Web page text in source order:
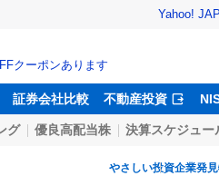
Yahoo!
クーポンあります
証券会社比較 不動産投資
グ 優良高配当株 決算スケジュー
やさしい投資企業発